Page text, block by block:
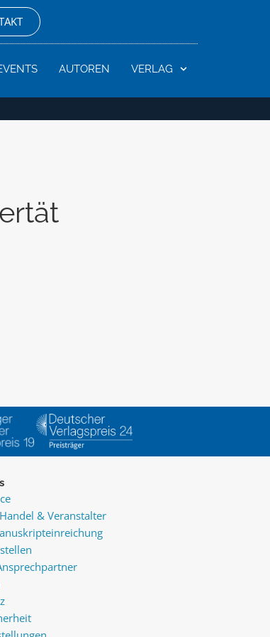
AUTOREN VERLAG
Handel & Veranstalter